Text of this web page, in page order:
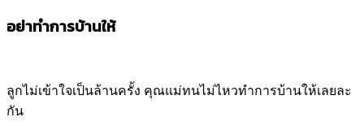
อย่าทำการบ้านให้
ลูกไม่เข้าใจเป็นล้านครั้ง คุณแม่ทนไม่ไหวทำการบ้านให้เลยละ
กัน